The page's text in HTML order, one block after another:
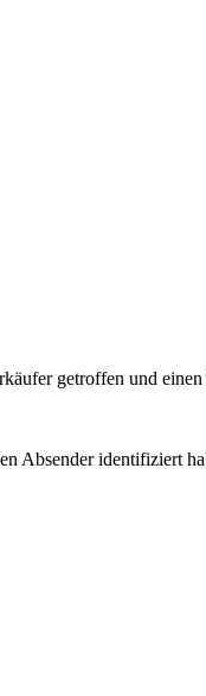
getroffen und
Absender identifiziert